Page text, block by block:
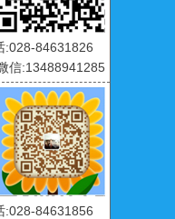
:028-84631826
信:13488941285
:028-84631856